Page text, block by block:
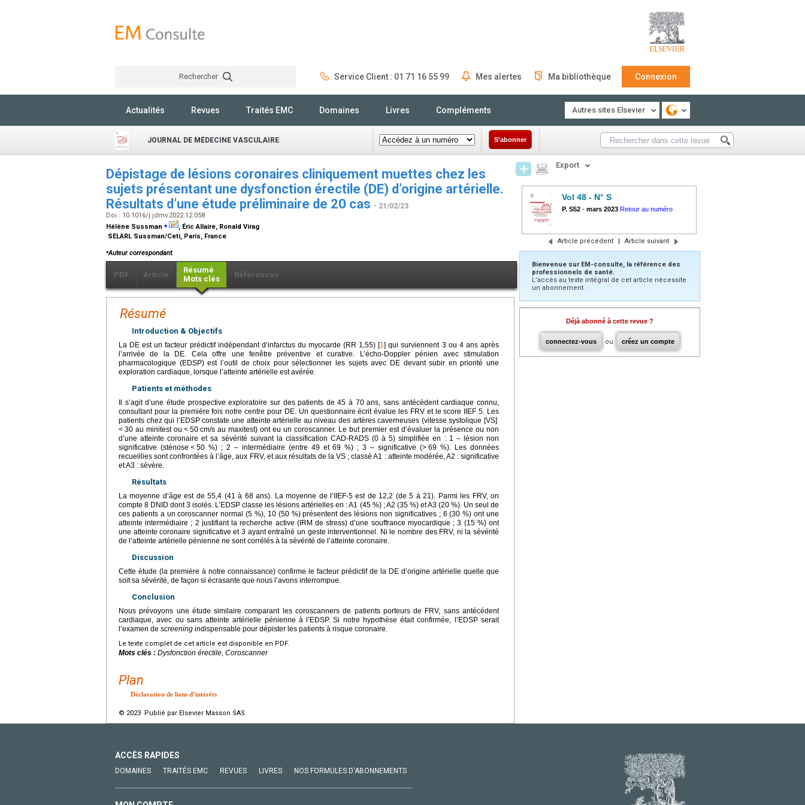
Rechercher Service Client : 01 71 16 55 99 Mes alertes Ma bibliothèque Connexion
Actualités Revues Traités EMC Domaines Livres Compléments Autres sites Elsevier
JOURNAL DE MÉDECINE VASCULAIRE S'abonner
Dépistage de lésions coronaires cliniquement muettes chez les
sujets présentant une dysfonction érectile (DE) d’origine artérielle.
Résultats d’une étude préliminaire de 20 cas - 21/02/23
Doi : 10.1016/j.jdmv.2022.12.058
Hélène Sussman ⁎
, Éric Allaire, Ronald Virag
SELARL Sussman/Ceti, Paris, France
⁎Auteur correspondant.
PDF Article
Résumé
Mots clés
Références
Résumé
Introduction & Objectifs
La DE est un facteur prédictif indépendant d’infarctus du myocarde (RR 1,55) [1] qui surviennent 3 ou 4 ans après
l’arrivée de la DE. Cela offre une fenêtre préventive et curative. L’écho-Doppler pénien avec stimulation
pharmacologique (EDSP) est l’outil de choix pour sélectionner les sujets avec DE devant subir en priorité une
exploration cardiaque, lorsque l’atteinte artérielle est avérée.
Patients et méthodes
Il s’agit d’une étude prospective exploratoire sur des patients de 45 à 70 ans, sans antécédent cardiaque connu,
consultant pour la première fois notre centre pour DE. Un questionnaire écrit évalue les FRV et le score IIEF 5. Les
patients chez qui l’EDSP constate une atteinte artérielle au niveau des artères caverneuses (vitesse systolique [VS]
< 30 au minitest ou < 50 cm/s au maxitest) ont eu un coroscanner. Le but premier est d’évaluer la présence ou non
d’une atteinte coronaire et sa sévérité suivant la classification CAD-RADS (0 à 5) simplifiée en : 1 – lésion non
significative (sténose < 50 %) ; 2 – intermédiaire (entre 49 et 69 %) ; 3 – significative (> 69 %). Les données
recueillies sont confrontées à l’âge, aux FRV, et aux résultats de la VS ; classé A1 : atteinte modérée, A2 : significative
et A3 : sévère.
Résultats
La moyenne d’âge est de 55,4 (41 à 68 ans). La moyenne de l’IIEF-5 est de 12,2 (de 5 à 21). Parmi les FRV, on
compte 8 DNID dont 3 isolés. L’EDSP classe les lésions artérielles en : A1 (45 %) ; A2 (35 %) et A3 (20 %). Un seul de
ces patients a un coroscanner normal (5 %), 10 (50 %) présentent des lésions non significatives ; 6 (30 %) ont une
atteinte intermédiaire ; 2 justifiant la recherche active (IRM de stress) d’une souffrance myocardique ; 3 (15 %) ont
une atteinte coronaire significative et 3 ayant entraîné un geste interventionnel. Ni le nombre des FRV, ni la sévérité
de l’atteinte artérielle pénienne ne sont corrélés à la sévérité de l’atteinte coronaire.
Discussion
Cette étude (la première à notre connaissance) confirme le facteur prédictif de la DE d’origine artérielle quelle que
soit sa sévérité, de façon si écrasante que nous l’avons interrompue.
Conclusion
Nous prévoyons une étude similaire comparant les coroscanners de patients porteurs de FRV, sans antécédent
cardiaque, avec ou sans atteinte artérielle pénienne à l’EDSP. Si notre hypothèse était confirmée, l’EDSP serait
l’examen de screening indispensable pour dépister les patients à risque coronaire.
Le texte complet de cet article est disponible en PDF.
Mots clés : Dysfonction érectile, Coroscanner
Plan
Déclaration de liens d’intérêts
© 2023 Publié par Elsevier Masson SAS.
Export
Vol 48 - N° S
P. S52 - mars 2023 Retour au numéro
Article précédent | Article suivant
Bienvenue sur EM-consulte, la référence des
professionnels de santé.
L’accès au texte intégral de cet article nécessite
un abonnement.
Déjà abonné à cette revue ?
connectez-vous ou créez un compte
ACCÈS RAPIDES
DOMAINES TRAITÉS EMC REVUES LIVRES NOS FORMULES D'ABONNEMENTS